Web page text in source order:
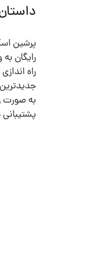
رایگان
راه
به صورت